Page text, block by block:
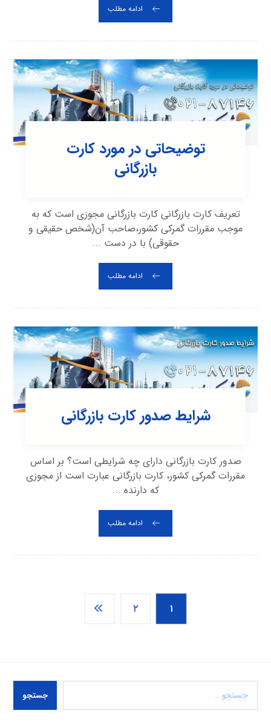
ادامه مطلب
توضیحاتی در مورد کارت
بازرگانی
تعریف کارت بازرگانی کارت بازرگانی مجوزی است که به
موجب مقررات گمرکی کشور،صاحب آن(شخص حقیقی و
حقوقی) با در دست ...
ادامه مطلب
شرایط صدور کارت بازرگانی
صدور کارت بازرگانی دارای چه شرایطی است؟ بر اساس
مقررات گمرکی کشور، کارت بازرگانی عبارت است از مجوزی
که دارنده ...
ادامه مطلب
۱ ۲
جستجو